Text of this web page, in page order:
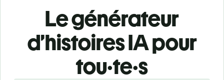
Le générateur
d’histoires IA pour
tou·te·s